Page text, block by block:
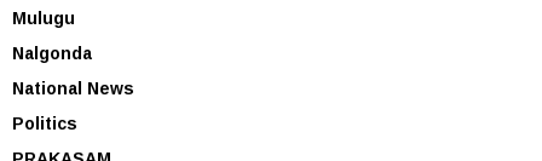
Mulugu
Nalgonda
National News
Politics